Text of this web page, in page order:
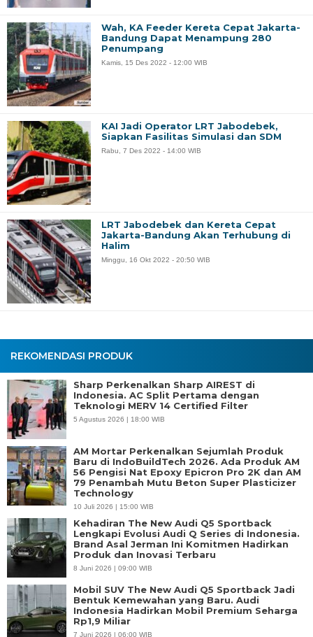
REKOMENDASI PRODUK
Sharp Perkenalkan Sharp AIREST di
Indonesia. AC Split Pertama dengan
Teknologi MERV 14 Certified Filter
5 Agustus 2026 | 18:00 WIB
AM Mortar Perkenalkan Sejumlah Produk
Baru di IndoBuildTech 2026. Ada Produk AM
56 Pengisi Nat Epoxy Epicron Pro 2K dan AM
79 Penambah Mutu Beton Super Plasticizer
Technology
10 Juli 2026 | 15:00 WIB
Kehadiran The New Audi Q5 Sportback
Lengkapi Evolusi Audi Q Series di Indonesia.
Brand Asal Jerman Ini Komitmen Hadirkan
Produk dan Inovasi Terbaru
8 Juni 2026 | 09:00 WIB
Mobil SUV The New Audi Q5 Sportback Jadi
Bentuk Kemewahan yang Baru. Audi
Indonesia Hadirkan Mobil Premium Seharga
Rp1,9 Miliar
7 Juni 2026 | 06:00 WIB
Wah, KA Feeder Kereta Cepat Jakarta-
Bandung Dapat Menampung 280
Penumpang
Kamis, 15 Des 2022 - 12:00 WIB
KAI Jadi Operator LRT Jabodebek,
Siapkan Fasilitas Simulasi dan SDM
Rabu, 7 Des 2022 - 14:00 WIB
LRT Jabodebek dan Kereta Cepat
Jakarta-Bandung Akan Terhubung di
Halim
Minggu, 16 Okt 2022 - 20:50 WIB